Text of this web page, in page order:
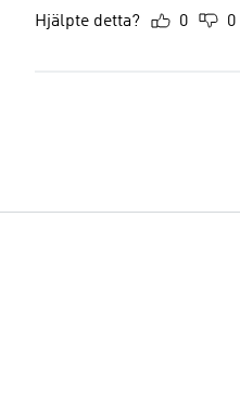
Hjälpte detta? 0 0